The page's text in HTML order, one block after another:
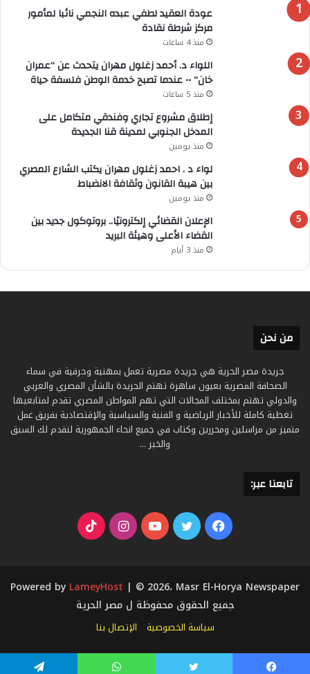
عودة العقيد لطفي عبده النجمي نائبا لمأمور
مركز شرطة نقادة
منذ 4 ساعات
اللواء د. أحمد زغلول مهران يتحدث عن “عمران
خان” •• عندما تصبح خدمة الوطن فلسفة حياة
منذ 5 ساعات
إطلاق مشروع تجاري وفندقي متكامل على
المدخل الجنوبي لمدينة قنا الجديدة
منذ يومين
لواء د . احمد زغلول مهران يكتب الشارع المصري
بين هيبة القانون وثقافة الانضباط
منذ يومين
الإعلان القضائي إلكترونيًا.. بروتوكول جديد بين
القضاء الأعلى وهيئة البريد
منذ 3 أيام
من نحن
جريدة مصر الحرية هي جريدة مصرية تعمل بمهنية وحرفية في سماء
الصحافة المصرية بعيون ساهرة تهتم الجريدة بالشأن المصري والعربي
والدولي تهتم بمختلف المجالات التي تهم المواطن المصري تقدم لمتابعيها
تغطية كاملة للأخبار الرياضية و الفنية والسياسية والإقتصادية بفريق عمل
متميز من مراسلين ومحررين وكتاب في جميع انحاء الجمهورية لنقدم لك السبق
والخبر ...
تابعنا عبر:
فيسبوكتويتر يوتيوب انستقرام‫TikTok
Powered by LameyHost | © 2026، Masr El-Horya Newspaper
جميع الحقوق محفوظة ل مصر الحرية
سياسة الخصوصية الإتصال بنا